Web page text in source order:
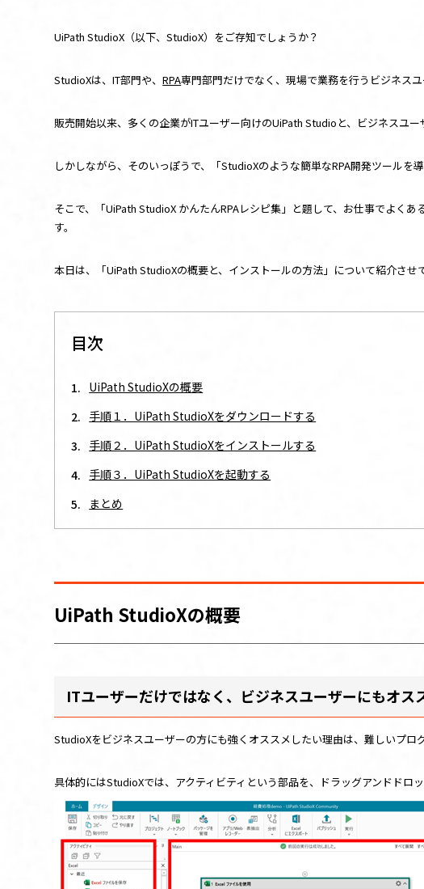
UiPath StudioX（以下、StudioX）をご存知でしょうか？
StudioXは、IT部門や、RPA専門部門だけでなく、現場で業務を行うビジネス
販売開始以来、多くの企業がITユーザー向けのUiPath Studio と、ビジネスユ
しかしながら、そのいっぽうで、「StudioXのような簡単なRPA開発ツールを
そこで、「UiPath StudioX かんたんRPAレシピ集」と題して、お仕事でよく
す。
本日は、「UiPath StudioXの概要と、インストールの方法」について紹介させ
目次
UiPath StudioXの概要
手順１．UiPath StudioXをダウンロードする
手順２．UiPath StudioXをインストールする
手順３．UiPath StudioXを起動する
まとめ
UiPath StudioXの概要
ITユーザーだけではなく、ビジネスユーザーにもオス
StudioXをビジネスユーザーの方にも強くオススメしたい理由は、難しいプロ
具体的にはStudioXでは、アクティビティという部品を、ドラッグアンドドロ